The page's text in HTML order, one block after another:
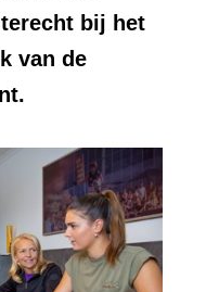
bij het
van de